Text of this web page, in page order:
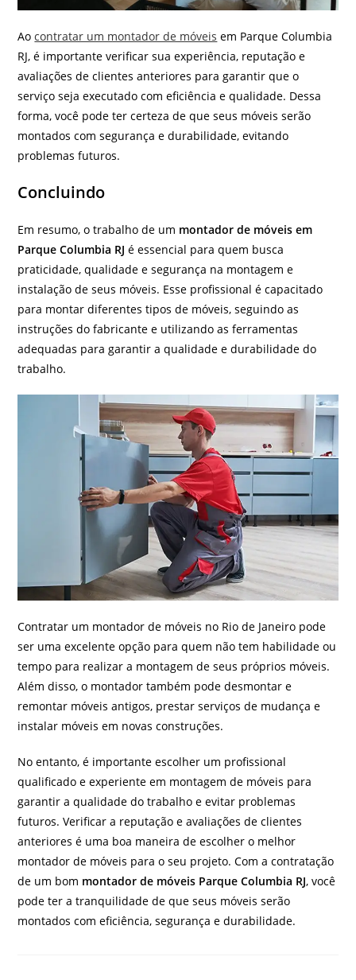
Aocontratar um montador de móveis em Parque Columbia
RJ, é importante verificar sua experiência, reputação e
avaliações de clientes anteriores para garantir que o
serviço seja executado com eficiência e qualidade. Dessa
forma, você pode ter certeza de que seus móveis serão
montados com segurança e durabilidade, evitando
problemas futuros.
Concluindo
Em resumo, o trabalho de um montador de móveis em
Parque Columbia RJ é essencial para quem busca
praticidade, qualidade e segurança na montagem e
instalação de seus móveis. Esse profissional é capacitado
para montar diferentes tipos de móveis, seguindo as
instruções do fabricante e utilizando as ferramentas
adequadas para garantir a qualidade e durabilidade do
trabalho.
Contratar um montador de móveis no Rio de Janeiro pode
ser uma excelente opção para quem não tem habilidade ou
tempo para realizar a montagem de seus próprios móveis.
Além disso, o montador também pode desmontar e
remontar móveis antigos, prestar serviços de mudança e
instalar móveis em novas construções.
No entanto, é importante escolher um profissional
qualificado e experiente em montagem de móveis para
garantir a qualidade do trabalho e evitar problemas
futuros. Verificar a reputação e avaliações de clientes
anteriores é uma boa maneira de escolher o melhor
montador de móveis para o seu projeto. Com a contratação
de um bom montador de móveis Parque Columbia RJ, você
pode ter a tranquilidade de que seus móveis serão
montados com eficiência, segurança e durabilidade.